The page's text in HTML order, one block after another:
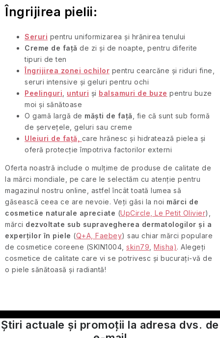
Seturi
de
călătorie
Accesorii
practice
de
călătorie
Îngrijirea pielii:
Seruri pentru uniformizarea și hrănirea tenului
Creme de față de zi și de noapte pentru diferite
tipuri de ten
Îngrijirea zonei ochilor pentru cearcăne și riduri fine,
seruri intensive și geluri pentru ochi
Peelinguri
unturi și balsamuri de buze pentru buze
moi și sănătoase
O gamă largă de măști de față , fie că sunt sub formă
de șervețele, geluri sau creme
Uleiuri de față,
care hrănesc și hidratează pielea și
oferă protecție împotriva factorilor externi
Oferta noastră include o mulțime de produse de calitate de
la mărci mondiale, pe care le selectăm cu atenție pentru
magazinul nostru online, astfel încât toată lumea să
găsească ceea ce are nevoie. Veți găsi la noi mărci de
cosmetice naturale apreciate (UpCircle, Le Petit Olivier),
mărci dezvoltate sub supravegherea dermatologilor și a
experților în piele (Q+A, Faebey) sau chiar mărci populare
de cosmetice coreene (SKIN1004, skin79 Misha). Alegeți
cosmetice de calitate care vi se potrivesc și bucurați-vă de
o piele sănătoasă și radiantă!
Știri actuale și promoții la adresa dvs. de